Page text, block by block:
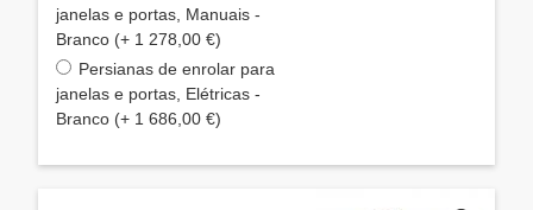
janelas e portas, Manuais -
Branco (+ 1 278,00 €)
Persianas de enrolar para
janelas e portas, Elétricas -
Branco (+ 1 686,00 €)